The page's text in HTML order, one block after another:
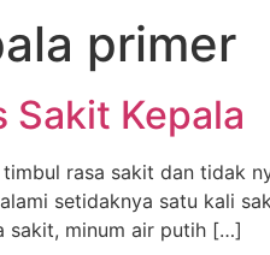
primer
Sakit Kepala
rasa sakit dan tidak
setidaknya satu kali
sakit, minum air putih […]